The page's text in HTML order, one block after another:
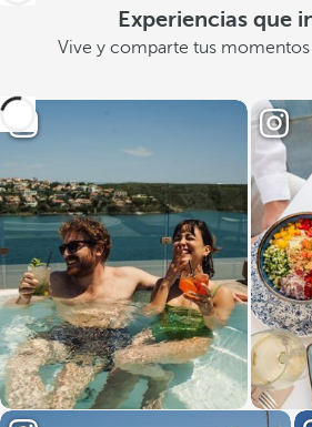
Experiencias que
Vive y comparte tus momentos